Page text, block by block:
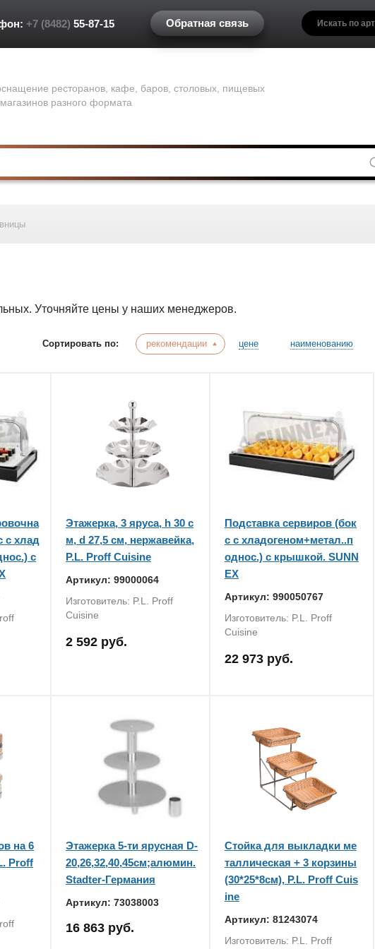
+7 (8482) 55-87-15 Обратная связь
ресторанов, кафе, баров, столовых, пищевых
разного формата
Уточняйте цены у наших менеджеров.
Сортировать по: рекомендации цене наименованию
с хлад
с
Этажерка, 3 яруса, h 30 с
м, d 27,5 см, нержавейка,
P.L. Proff Cuisine
Артикул: 99000064
Изготовитель: P.L. Proff
Cuisine
2 592 руб.
Подставка сервиров (бок
с с хладогеном+метал..п
однос.) с крышкой. SUNN
EX
Артикул: 990050767
Изготовитель: P.L. Proff
Cuisine
22 973 руб.
на 6
Proff
Этажерка 5-ти ярусная D-
20,26,32,40,45см;алюмин.
Stadter-Германия
Артикул: 73038003
16 863 руб.
Стойка для выкладки ме
таллическая + 3 корзины
(30*25*8см), P.L. Proff Cuis
ine
Артикул: 81243074
Изготовитель: P.L. Proff